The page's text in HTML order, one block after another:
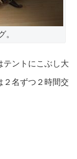
。
テントにこぶし大
２名ずつ２時間交